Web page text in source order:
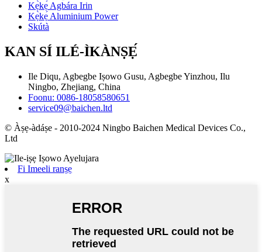
Kẹ̀kẹ́ Agbára Irin
Kẹ̀kẹ́ Aluminium Power
Skútà
KAN SÍ ILÉ-ÌKÀNṢẸ́
Ile Diqu, Agbegbe Iṣowo Gusu, Agbegbe Yinzhou, Ilu
Ningbo, Zhejiang, China
Foonu: 0086-18058580651
service09@baichen.ltd
© Àṣẹ-àdáṣe - 2010-2024 Ningbo Baichen Medical Devices Co.,
Ltd
Fi Imeeli ranṣẹ
x